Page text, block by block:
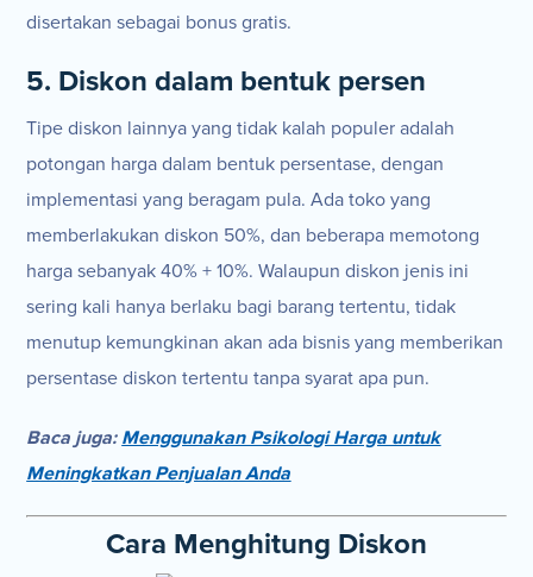
disertakan sebagai bonus gratis.
5. Diskon dalam bentuk persen
Tipe diskon lainnya yang tidak kalah populer adalah
potongan harga dalam bentuk persentase, dengan
implementasi yang beragam pula. Ada toko yang
memberlakukan diskon 50%, dan beberapa memotong
harga sebanyak 40% + 10%. Walaupun diskon jenis ini
sering kali hanya berlaku bagi barang tertentu, tidak
menutup kemungkinan akan ada bisnis yang memberikan
persentase diskon tertentu tanpa syarat apa pun.
Baca juga: Menggunakan Psikologi Harga untuk
Meningkatkan Penjualan Anda
Cara Menghitung Diskon